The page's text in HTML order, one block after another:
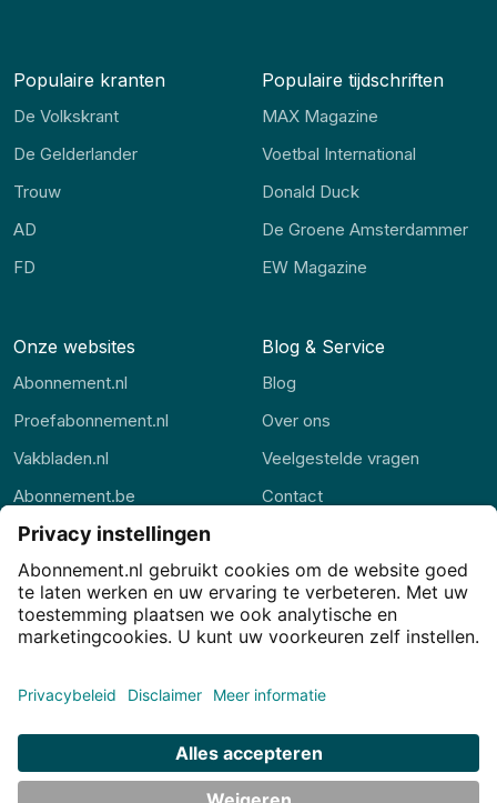
Populaire kranten
De Volkskrant
De Gelderlander
Trouw
AD
FD
Populaire tijdschriften
MAX Magazine
Voetbal International
Donald Duck
De Groene Amsterdammer
EW Magazine
Onze websites
Abonnement.nl
Proefabonnement.nl
Vakbladen.nl
Abonnement.be
Thuisstudie.nl
Blog & Service
Blog
Over ons
Veelgestelde vragen
Contact
Privacy Privacy-instellingen
Cookies
Disclaimer